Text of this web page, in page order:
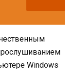
Windows